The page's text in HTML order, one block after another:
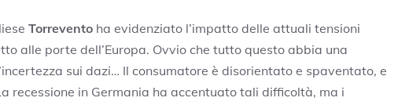
Torrevento ha evidenziato l’impatto delle attuali tensioni
alle porte dell’Europa. Ovvio che tutto questo abbia una
sui dazi… Il consumatore è disorientato e spaventato, e
recessione in Germania ha accentuato tali difficoltà, ma i